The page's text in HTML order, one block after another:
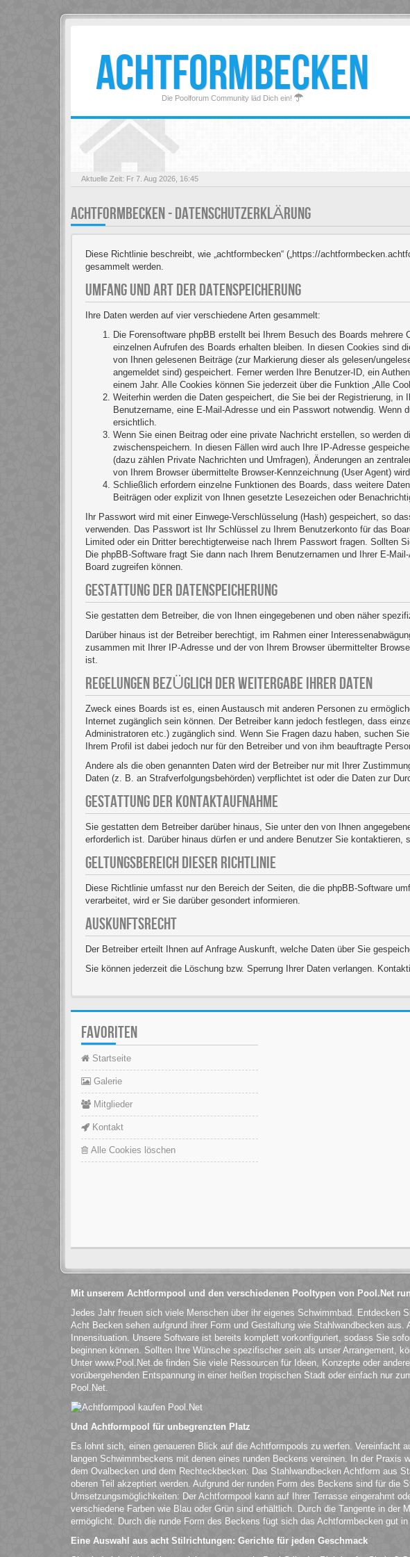
ACHTFORMBECKEN
Die Poolforum Community läd Dich ein!
Aktuelle Zeit: Fr 7. Aug 2026, 16:45
ACHTFORMBECKEN - DATENSCHUTZERKLÄRUNG
Diese Richtlinie beschreibt, wie „achtformbecken“ („https://
gesammelt werden.
UMFANG UND ART DER DATENSPEICHERUNG
Ihre Daten werden auf vier verschiedene Arten gesammelt:
Die Forensoftware phpBB erstellt bei Ihrem Besuch des Boards
einzelnen Aufrufen des Boards erhalten bleiben. In diesen Cookies sind
von Ihnen gelesenen Beiträge (zur Markierung dieser als gelesen/
angemeldet sind) gespeichert. Ferner werden Ihre Benutzer-ID, ein
einem Jahr. Alle Cookies können Sie jederzeit über die Funktion „Alle
Weiterhin werden die Daten gespeichert, die Sie bei der Registrierung,
Benutzername, eine E-Mail-Adresse und ein Passwort notwendig.
ersichtlich.
Wenn Sie einen Beitrag oder eine private Nachricht erstellen, so
zwischenspeichern. In diesen Fällen wird auch Ihre IP-Adresse
(dazu zählen Private Nachrichten und Umfragen), Änderungen an
von Ihrem Browser übermittelte Browser-Kennzeichnung (User Agent)
Schließlich erfordern einzelne Funktionen des Boards, dass weitere
Beiträgen oder explizit von Ihnen gesetzte Lesezeichen oder
Ihr Passwort wird mit einer Einwege-Verschlüsselung (Hash) gespeichert, so
verwenden. Das Passwort ist Ihr Schlüssel zu Ihrem Benutzerkonto für das
Limited oder ein Dritter berechtigterweise nach Ihrem Passwort fragen. Sollten
Die phpBB-Software fragt Sie dann nach Ihrem Benutzernamen und Ihrer E-
Board zugreifen können.
GESTATTUNG DER DATENSPEICHERUNG
Sie gestatten dem Betreiber, die von Ihnen eingegebenen und oben näher
Darüber hinaus ist der Betreiber berechtigt, im Rahmen einer
zusammen mit Ihrer IP-Adresse und der von Ihrem Browser übermittelter
ist.
REGELUNGEN BEZÜGLICH DER WEITERGABE IHRER DATEN
Zweck eines Boards ist es, einen Austausch mit anderen Personen zu
Internet zugänglich sein können. Der Betreiber kann jedoch festlegen, dass
Administratoren etc.) zugänglich sind. Wenn Sie Fragen dazu haben, suchen
Ihrem Profil ist dabei jedoch nur für den Betreiber und von ihm beauftragte
Andere als die oben genannten Daten wird der Betreiber nur mit Ihrer
Daten (z. B. an Strafverfolgungsbehörden) verpflichtet ist oder die Daten zur
GESTATTUNG DER KONTAKTAUFNAHME
Sie gestatten dem Betreiber darüber hinaus, Sie unter den von Ihnen
erforderlich ist. Darüber hinaus dürfen er und andere Benutzer Sie
GELTUNGSBEREICH DIESER RICHTLINIE
Diese Richtlinie umfasst nur den Bereich der Seiten, die die phpBB-Software
verarbeitet, wird er Sie darüber gesondert informieren.
AUSKUNFTSRECHT
Der Betreiber erteilt Ihnen auf Anfrage Auskunft, welche Daten über Sie
Sie können jederzeit die Löschung bzw. Sperrung Ihrer Daten verlangen.
FAVORITEN
Startseite
Galerie
Mitglieder
Kontakt
Alle Cookies löschen
Mit unserem Achtformpool und den verschiedenen Pooltypen von Pool.Net
Jedes Jahr freuen sich viele Menschen über ihr eigenes Schwimmbad. Entdecken
Acht Becken sehen aufgrund ihrer Form und Gestaltung wie Stahlwandbecken
Innensituation. Unsere Software ist bereits komplett vorkonfiguriert, sodass Sie
beginnen können. Sollten Ihre Wünsche spezifischer sein als unser Arrangement,
Unter www.Pool.Net.de finden Sie viele Ressourcen für Ideen, Konzepte oder
vorübergehenden Entspannung in einer heißen tropischen Stadt oder einfach nur
Pool.Net.
Und Achtformpool für unbegrenzten Platz
Es lohnt sich, einen genaueren Blick auf die Achtformpools zu werfen.
langen Schwimmbeckens mit denen eines runden Beckens vereinen. In der Praxis
dem Ovalbecken und dem Rechteckbecken: Das Stahlwandbecken Achtform aus
oberen Teil akzeptiert werden. Aufgrund der runden Form des Beckens sind für
Umsetzungsmöglichkeiten: Der Achtformpool kann auf Ihrer Terrasse eingerahmt
verschiedene Farben wie Blau oder Grün sind erhältlich. Durch die Tangente in
ermöglicht. Durch die runde Form des Beckens fügt sich das Achtformbecken gut
Eine Auswahl aus acht Stilrichtungen: Gerichte für jeden Geschmack